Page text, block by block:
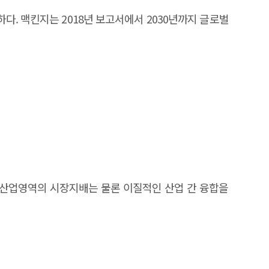
. 맥킨지는 2018년 보고서에서 2030년까지 글로벌
업영역의 시장지배는 물론 이질적인 산업 간 융합을